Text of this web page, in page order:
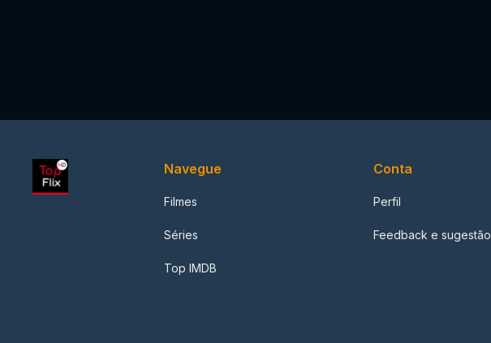
Navegue
Filmes
Séries
Top IMDB
Conta
Perfil
Feedback e sugestão